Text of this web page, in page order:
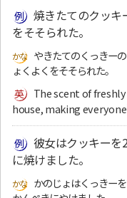
焼きたてのクッキ
をそそられた。
やきたてのくっきー
ょくよくをそそられた。
The scent of
house, making
彼女はクッキーを
に焼けました。
かのじょはくっきー